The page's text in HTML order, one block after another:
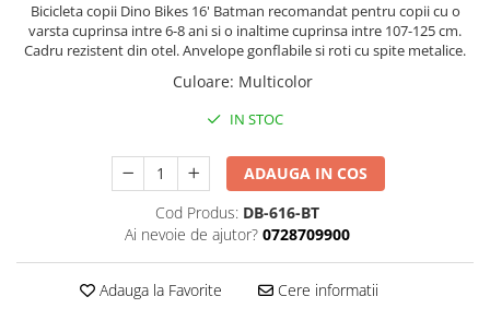
Sac de dormit copii
Saltele de infasat
Bicicleta copii Dino Bikes 16' Batman recomandat pentru copii cu o
varsta cuprinsa intre 6-8 ani si o inaltime cuprinsa intre 107-125 cm.
Cadru rezistent din otel. Anvelope gonflabile si roti cu spite metalice.
Culoare: Multicolor
IN STOC
ADAUGA IN COS
Cod Produs: DB-616-BT
Ai nevoie de ajutor? 0728709900
Adauga la Favorite Cere informatii